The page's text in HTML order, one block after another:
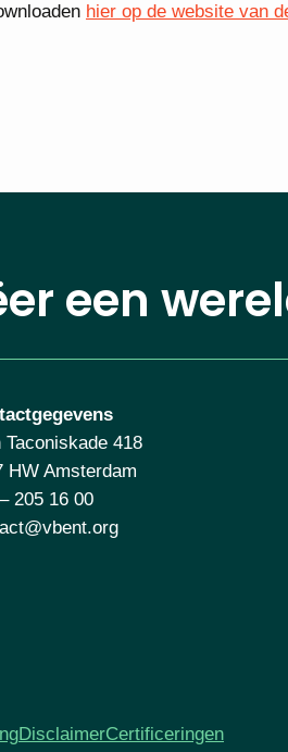
hier op de website van
een
Taconiskade 418
HW Amsterdam
205 16 00
DisclaimerCertificeringen